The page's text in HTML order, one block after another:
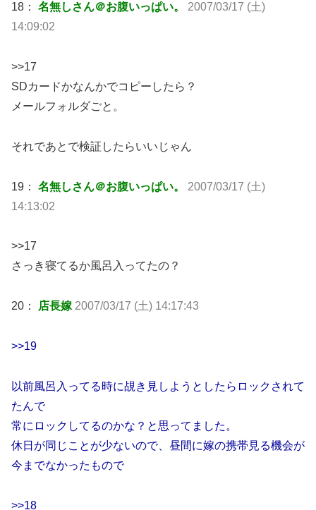
18： 名無しさん＠お腹いっぱい。 2007/03/17 (土)
14:09:02
>>17
SDカードかなんかでコピーしたら？
メールフォルダごと。
それであとで検証したらいいじゃん
19： 名無しさん＠お腹いっぱい。 2007/03/17 (土)
14:13:02
>>17
さっき寝てるか風呂入ってたの？
20： 店長嫁 2007/03/17 (土) 14:17:43
>>19
以前風呂入ってる時に覘き見しようとしたらロックされて
たんで
常にロックしてるのかな？と思ってました。
休日が同じことが少ないので、昼間に嫁の携帯見る機会が
今までなかったもので
>>18